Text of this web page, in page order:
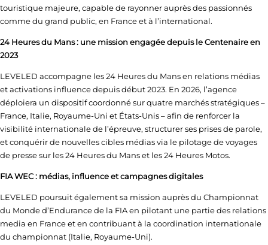
touristique majeure, capable de rayonner auprès des passionnés
comme du grand public, en France et à l’international.
24 Heures du Mans : une mission engagée depuis le Centenaire en
2023
LEVELED accompagne les 24 Heures du Mans en relations médias
et activations influence depuis début 2023. En 2026, l’agence
déploiera un dispositif coordonné sur quatre marchés stratégiques –
France, Italie, Royaume-Uni et États-Unis – afin de renforcer la
visibilité internationale de l’épreuve, structurer ses prises de parole,
et conquérir de nouvelles cibles médias via le pilotage de voyages
de presse sur les 24 Heures du Mans et les 24 Heures Motos.
FIA WEC : médias, influence et campagnes digitales
LEVELED poursuit également sa mission auprès du Championnat
du Monde d’Endurance de la FIA en pilotant une partie des relations
media en France et en contribuant à la coordination internationale
du championnat (Italie, Royaume-Uni).